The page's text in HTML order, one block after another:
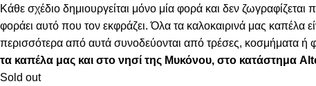
Κάθε σχέδιο δημιουργείται μόνο μία φορά και δεν
φοράει αυτό που τον εκφράζει. Όλα τα καλοκαιρινά μας
περισσότερα από αυτά συνοδεύονται από τρέσες, κοσμήματα ή
τα καπέλα μας και στο νησί της Μυκόνου, στο κατάστημα
Sold out